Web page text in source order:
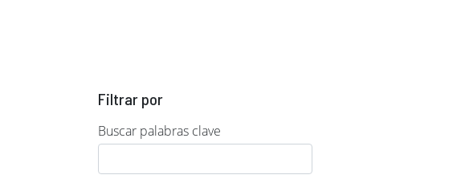
Filtrar por
Buscar palabras clave